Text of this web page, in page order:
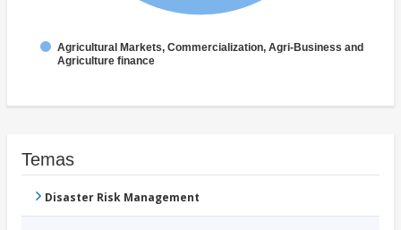
Agricultural Markets, Commercialization, Agri-Business and
Agriculture finance
Temas
Disaster Risk Management